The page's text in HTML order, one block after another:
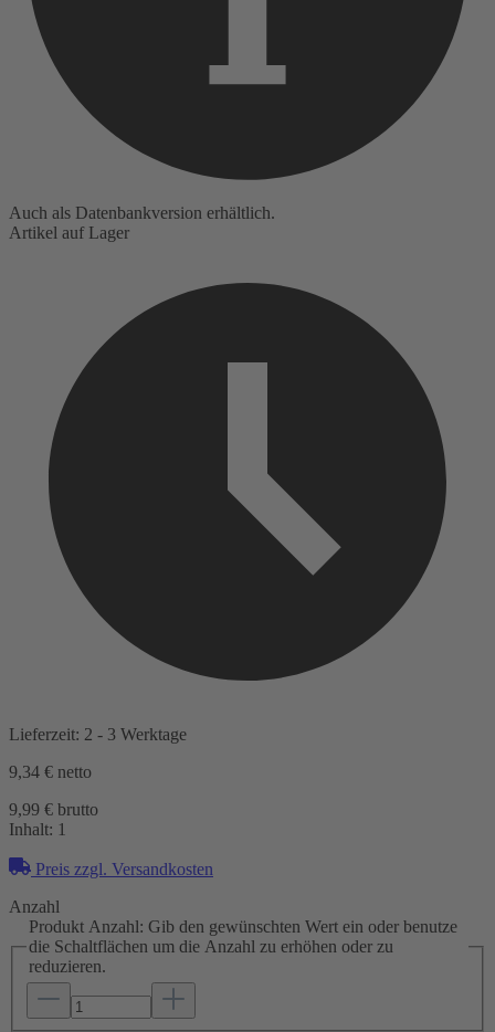
Auch als Datenbankversion erhältlich.
Artikel auf Lager
Lieferzeit: 2 - 3 Werktage
9,34 € netto
9,99 € brutto
Inhalt: 1
Preis zzgl. Versandkosten
Anzahl
Produkt Anzahl: Gib den gewünschten Wert ein oder benutze
die Schaltflächen um die Anzahl zu erhöhen oder zu
reduzieren.